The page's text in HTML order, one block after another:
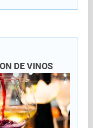
DE VINOS